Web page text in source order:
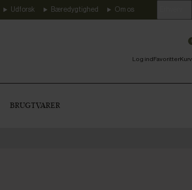
Udforsk Bæredygtighed Om os
Log indFavoritterKurv
BRUGTVARER